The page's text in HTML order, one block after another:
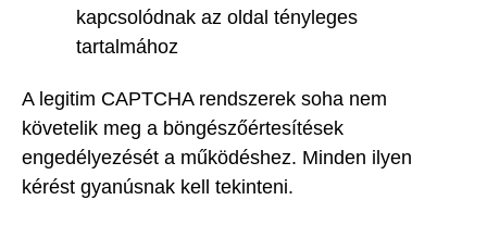
kapcsolódnak az oldal tényleges
tartalmához
A legitim CAPTCHA rendszerek soha nem
követelik meg a böngészőértesítések
engedélyezését a működéshez. Minden ilyen
kérést gyanúsnak kell tekinteni.